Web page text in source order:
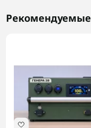
Рекомендуемые